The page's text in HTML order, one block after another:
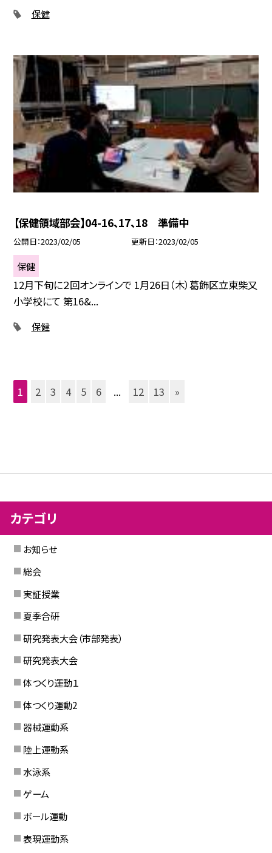
保健
【保健領域部会】04-16、17、18 準備中
公開日 2023/02/05 更新日 2023/02/05
保健
12月下旬に２回オンラインで 1月26日（木）葛飾区立東柴又
小学校にて 第16&...
保健
1 2 3 4 5 6 ... 12 13 »
カテゴリ
お知らせ
総会
実証授業
夏季合研
研究発表大会（市部発表）
研究発表大会
体つくり運動１
体つくり運動2
器械運動系
陸上運動系
水泳系
ゲーム
ボール運動
表現運動系